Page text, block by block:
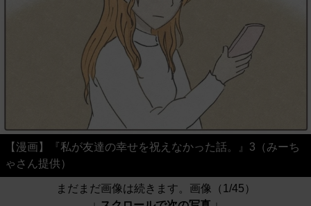
【漫画】『私が友達の幸せを祝えなかった話。』3（みーち
ゃさん提供）
まだまだ画像は続きます。画像（1/45）